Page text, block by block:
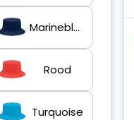
Marineblauw
Rood
Turquoise